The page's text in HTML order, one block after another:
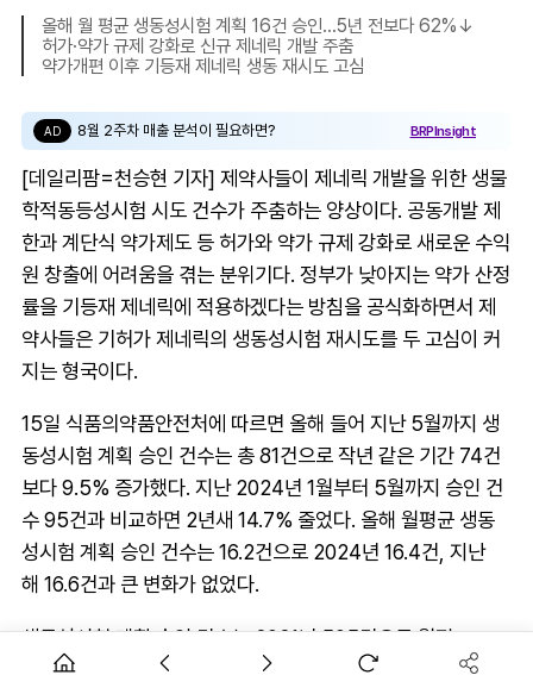
올해 월 평균 생동성시험 계획 16건 승인...5년 전보다 62%↓
허가·약가 규제 강화로 신규 제네릭 개발 주춤
약가개편 이후 기등재 제네릭 생동 재시도 고심
AD 8월 2주차 매출 분석이 필요하면? BRPInsight
[데일리팜=천승현 기자] 제약사들이 제네릭 개발을 위한 생물
학적동등성시험 시도 건수가 주춤하는 양상이다. 공동개발 제
한과 계단식 약가제도 등 허가와 약가 규제 강화로 새로운 수익
원 창출에 어려움을 겪는 분위기다. 정부가 낮아지는 약가 산정
률을 기등재 제네릭에 적용하겠다는 방침을 공식화하면서 제
약사들은 기허가 제네릭의 생동성시험 재시도를 두 고심이 커
지는 형국이다.
15일 식품의약품안전처에 따르면 올해 들어 지난 5월까지 생
동성시험 계획 승인 건수는 총 81건으로 작년 같은 기간 74건
보다 9.5% 증가했다. 지난 2024년 1월부터 5월까지 승인 건
수 95건과 비교하면 2년새 14.7% 줄었다. 올해 월평균 생동
성시험 계획 승인 건수는 16.2건으로 2024년 16.4건, 지난
해 16.6건과 큰 변화가 없었다.
생동성시험 계획 승인 건수는 2021년 505건으로 월평
균 42.1건을 기록한 이후 큰 폭으로 줄었다. 올해 승인 건수